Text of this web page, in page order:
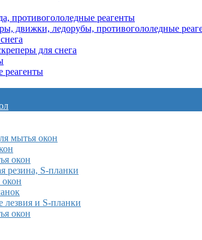
противогололедные реагенты
движки, ледорубы, противогололедные
для снега
реагенты
мытья окон
окон
резина, S-планки
и S-планки
окон